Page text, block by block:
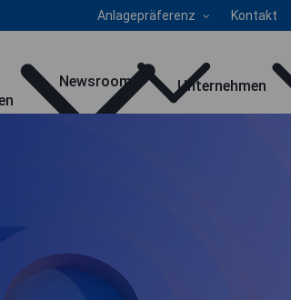
Anlagepräferenz Kontakt
Newsroom Unternehmen